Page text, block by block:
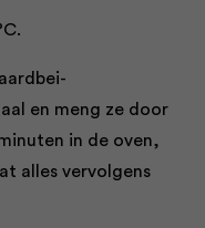
en meng ze door
in de oven,
alles vervolgens